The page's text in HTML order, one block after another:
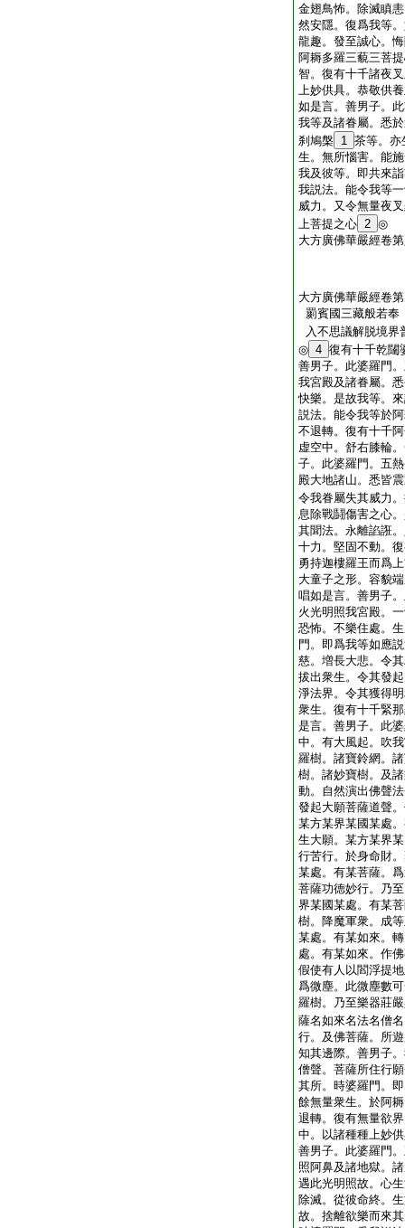
金翅鳥怖。除滅瞋
然安隱。復爲我等
龍趣。發至誠心。
阿耨多羅三藐三菩
智。復有十千諸夜
上妙供具。恭敬供
如是言。善男子。
我等及諸眷屬。悉
刹鳩槃 1 茶等。亦
生。無所惱害。能
我及彼等。即共來
我説法。能令我等
威力。又令無量夜
上菩提之心 2 ◎
大方廣佛華嚴經卷
大方廣佛華嚴經卷
罽賓國三藏般若
入不思議解脱境界
◎ 4 復有十千乾闥
善男子。此婆羅門
我宮殿及諸眷屬。
快樂。是故我等。
説法。能令我等於
不退轉。復有十千
虚空中。舒右膝輪
子。此婆羅門。五
殿大地諸山。悉皆
令我眷屬失其威力
息除戰鬪傷害之心
其聞法。永離諂誑
十力。堅固不動。
勇持迦樓羅王而爲
大童子之形。容貌
唱如是言。善男子
火光明照我宮殿。
恐怖。不樂住處。
門。即爲我等如應
慈。増長大悲。令
拔出衆生。令其發
淨法界。令其獲得
衆生。復有十千緊
是言。善男子。此
中。有大風起。吹
羅樹。諸寶鈴網。
樹。諸妙寶樹。及
動。自然演出佛聲
發起大願菩薩道聲
某方某界某國某處
生大願。某方某界
行苦行。於身命財
某處。有某菩薩。
菩薩功徳妙行。乃
界某國某處。有某
樹。降魔軍衆。成
某處。有某如來。
處。有某如來。作
假使有人以閻浮提
爲微塵。此微塵數
羅樹。乃至樂器莊
薩名如來名法名僧
行。及佛菩薩。所
知其邊際。善男子
僧聲。菩薩所住行
其所。時婆羅門。
餘無量衆生。於阿
退轉。復有無量欲
中。以諸種種上妙
善男子。此婆羅門
照阿鼻及諸地獄。
遇此光明照故。心
除滅。從彼命終。
故。捨離欲樂而來